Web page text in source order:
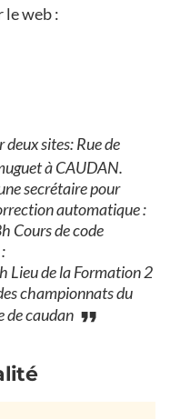
le web :
sites: Rue de
à CAUDAN.
secrétaire pour
automatique :
Cours de code
Lieu de la Formation 2
championnats du
de caudan